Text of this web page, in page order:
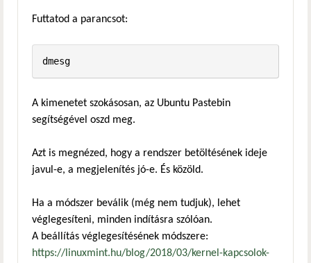
Futtatod a parancsot:
dmesg
A kimenetet szokásosan, az Ubuntu Pastebin
segítségével oszd meg.
Azt is megnézed, hogy a rendszer betöltésének ideje
javul-e, a megjelenítés jó-e. És közöld.
Ha a módszer beválik (még nem tudjuk), lehet
véglegesíteni, minden indításra szólóan.
A beállítás véglegesítésének módszere:
https://linuxmint.hu/blog/2018/03/kernel-kapcsolok-